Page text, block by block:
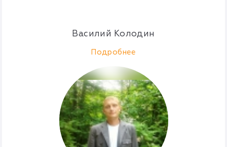
Василий Колодин
Подробнее